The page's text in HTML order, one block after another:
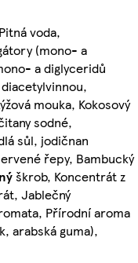
voda,
(mono- a
a diglyceridů
mouka, Kokosový
sodné,
sůl, jodičnan
řepy, Bambucký
škrob, Koncentrát z
Jablečný
Přírodní aroma
arabská guma),